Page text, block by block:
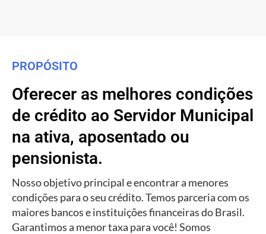
PROPÓSITO
Oferecer as melhores condições
de crédito ao Servidor Municipal
na ativa, aposentado ou
pensionista.
Nosso objetivo principal e encontrar a menores
condições para o seu crédito. Temos parceria com os
maiores bancos e instituições financeiras do Brasil.
Garantimos a menor taxa para você! Somos